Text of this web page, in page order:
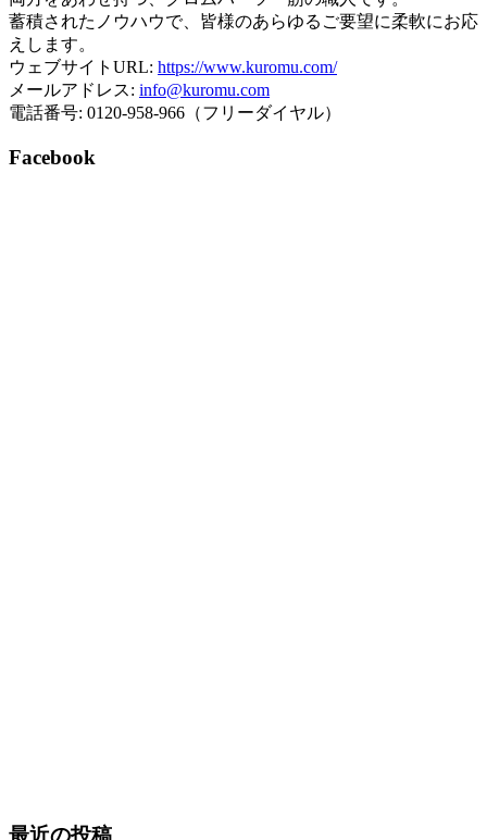
蓄積されたノウハウで、皆様のあらゆるご要望に柔軟にお応
えします。
ウェブサイトURL: https://www.kuromu.com/
メールアドレス: info@kuromu.com
電話番号: 0120-958-966（フリーダイヤル）
Facebook
最近の投稿